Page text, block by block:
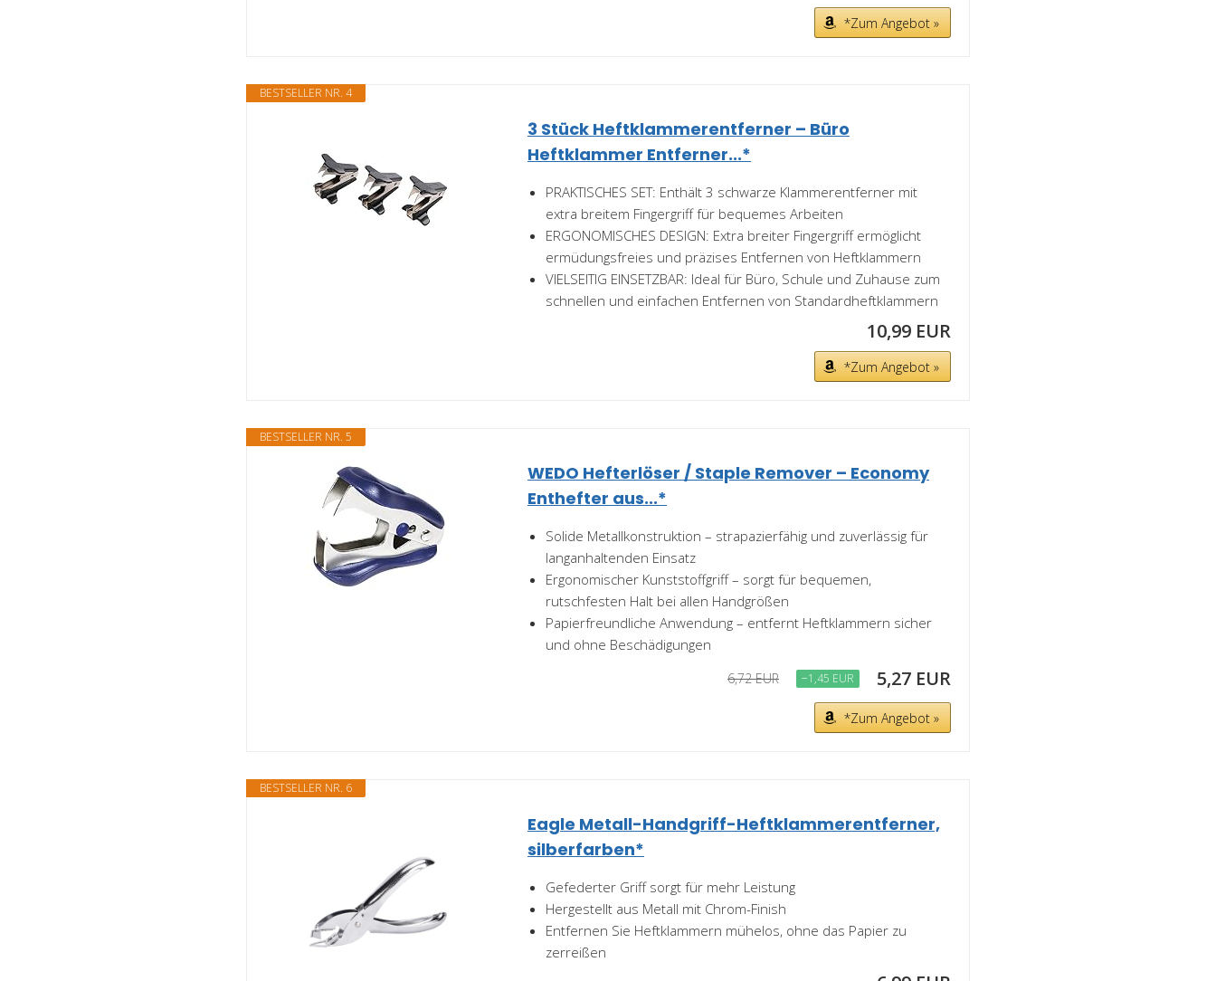
*Zum Angebot »
BESTSELLER NR. 4
3 Stück Heftklammerentferner – Büro
Heftklammer Entferner...*
PRAKTISCHES SET: Enthält 3 schwarze Klammerentferner mit
extra breitem Fingergriff für bequemes Arbeiten
ERGONOMISCHES DESIGN: Extra breiter Fingergriff ermöglicht
ermüdungsfreies und präzises Entfernen von Heftklammern
VIELSEITIG EINSETZBAR: Ideal für Büro, Schule und Zuhause zum
schnellen und einfachen Entfernen von Standardheftklammern
10,99 EUR
*Zum Angebot »
BESTSELLER NR. 5
WEDO Hefterlöser / Staple Remover – Economy
Enthefter aus...*
Solide Metallkonstruktion – strapazierfähig und zuverlässig für
langanhaltenden Einsatz
Ergonomischer Kunststoffgriff – sorgt für bequemen,
rutschfesten Halt bei allen Handgrößen
Papierfreundliche Anwendung – entfernt Heftklammern sicher
und ohne Beschädigungen
6,72 EUR −1,45 EUR 5,27 EUR
*Zum Angebot »
BESTSELLER NR. 6
Eagle Metall-Handgriff-Heftklammerentferner,
silberfarben*
Gefederter Griff sorgt für mehr Leistung
Hergestellt aus Metall mit Chrom-Finish
Entfernen Sie Heftklammern mühelos, ohne das Papier zu
zerreißen